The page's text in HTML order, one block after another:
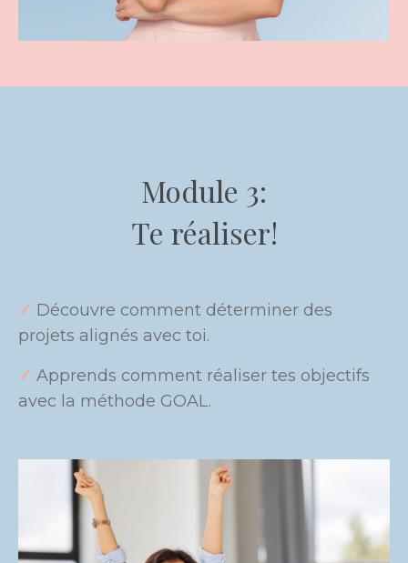
Module 3:
Te réaliser!
✓ Découvre comment déterminer des
projets alignés avec toi.
✓ Apprends comment réaliser tes objectifs
avec la méthode GOAL.